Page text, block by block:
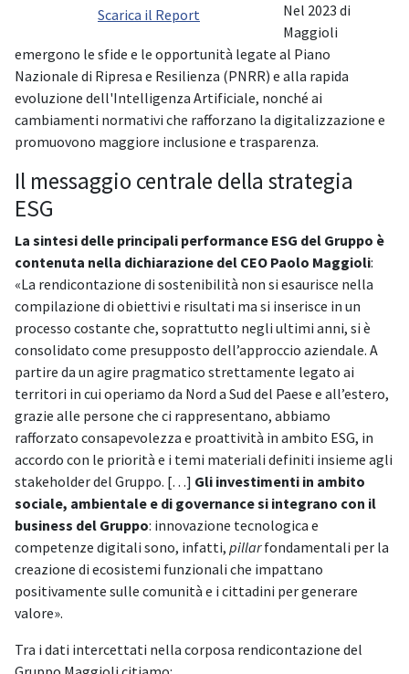
Scarica il Report
Nel 2023 di
Maggioli
emergono le sfide e le opportunità legate al Piano
Nazionale di Ripresa e Resilienza (PNRR) e alla rapida
evoluzione dell'Intelligenza Artificiale, nonché ai
cambiamenti normativi che rafforzano la digitalizzazione e
promuovono maggiore inclusione e trasparenza.
Il messaggio centrale della strategia
ESG
La sintesi delle principali performance ESG del Gruppo è
contenuta nella dichiarazione del CEO Paolo Maggioli:
«La rendicontazione di sostenibilità non si esaurisce nella
compilazione di obiettivi e risultati ma si inserisce in un
processo costante che, soprattutto negli ultimi anni, si è
consolidato come presupposto dell’approccio aziendale. A
partire da un agire pragmatico strettamente legato ai
territori in cui operiamo da Nord a Sud del Paese e all’estero,
grazie alle persone che ci rappresentano, abbiamo
rafforzato consapevolezza e proattività in ambito ESG, in
accordo con le priorità e i temi materiali definiti insieme agli
stakeholder del Gruppo. […] Gli investimenti in ambito
sociale, ambientale e di governance si integrano con il
business del Gruppo: innovazione tecnologica e
competenze digitali sono, infatti, pillarfondamentali per la
creazione di ecosistemi funzionali che impattano
positivamente sulle comunità e i cittadini per generare
valore».
Tra i dati intercettati nella corposa rendicontazione del